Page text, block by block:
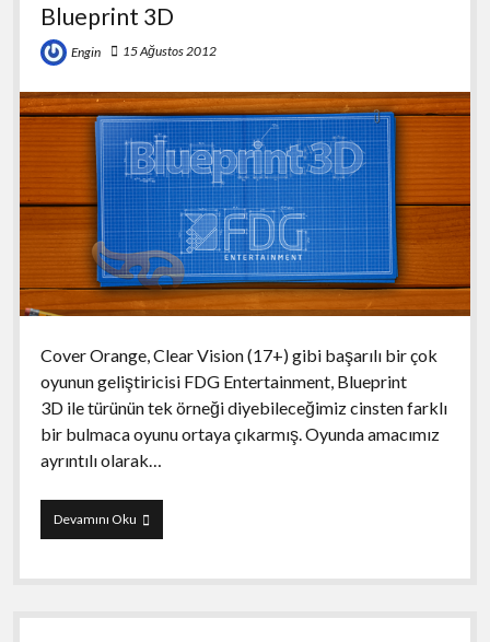
Blueprint 3D
Engin 15 Ağustos 2012
Cover Orange, Clear Vision (17+) gibi başarılı bir çok
oyunun geliştiricisi FDG Entertainment, Blueprint
3D ile türünün tek örneği diyebileceğimiz cinsten farklı
bir bulmaca oyunu ortaya çıkarmış. Oyunda amacımız
ayrıntılı olarak…
Devamını OkuBlueprint
3D